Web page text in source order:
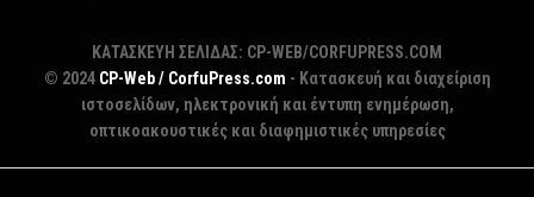
ΚΑΤΑΣΚΕΥΗ ΣΕΛΙΔΑΣ: CP-WEB/CORFUPRESS.COM
© 2024 CP-Web / CorfuPress.com - Κατασκευή και διαχείριση
ιστοσελίδων, ηλεκτρονική και έντυπη ενημέρωση,
οπτικοακουστικές και διαφημιστικές υπηρεσίες